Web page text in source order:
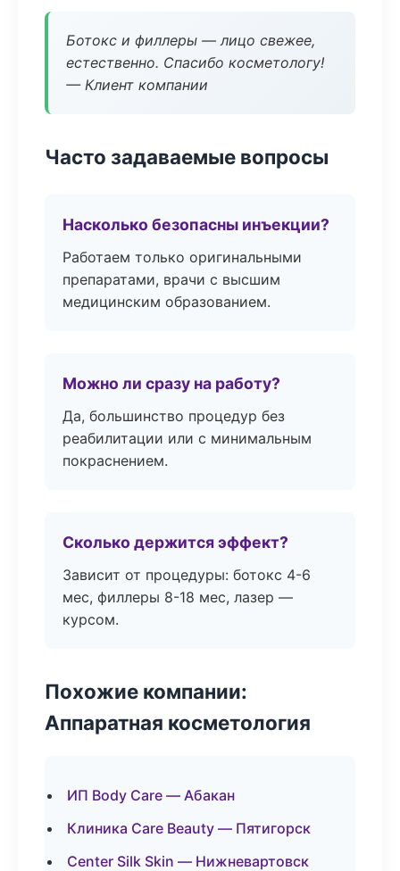
Ботокс и филлеры — лицо свежее,
естественно. Спасибо косметологу!
— Клиент компании
Часто задаваемые вопросы
Насколько безопасны инъекции?
Работаем только оригинальными
препаратами, врачи с высшим
медицинским образованием.
Можно ли сразу на работу?
Да, большинство процедур без
реабилитации или с минимальным
покраснением.
Сколько держится эффект?
Зависит от процедуры: ботокс 4-6
мес, филлеры 8-18 мес, лазер —
курсом.
Похожие компании:
Аппаратная косметология
ИП Body Care — Абакан
Клиника Care Beauty — Пятигорск
Center Silk Skin — Нижневартовск